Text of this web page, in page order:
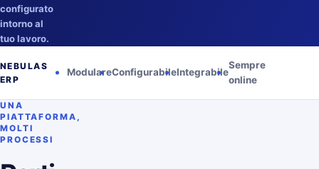
configurato
intorno al
tuo lavoro.
NEBULAS
ERP
ModulareConfigurabileIntegrabile
Sempre
online
UNA
PIATTAFORMA,
MOLTI
PROCESSI